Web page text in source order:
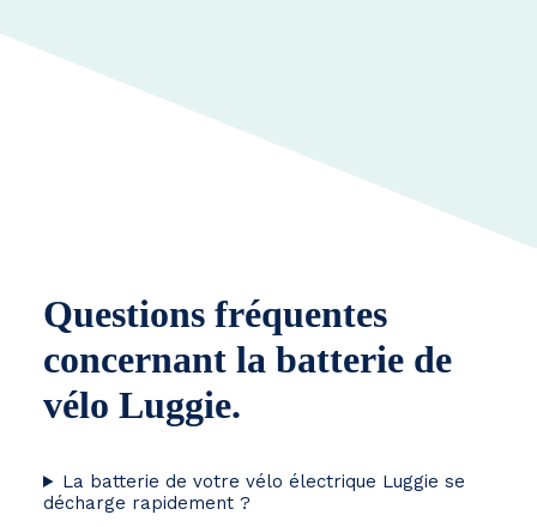
Questions fréquentes
concernant la batterie de
vélo Luggie.
La batterie de votre vélo électrique Luggie se
décharge rapidement ?